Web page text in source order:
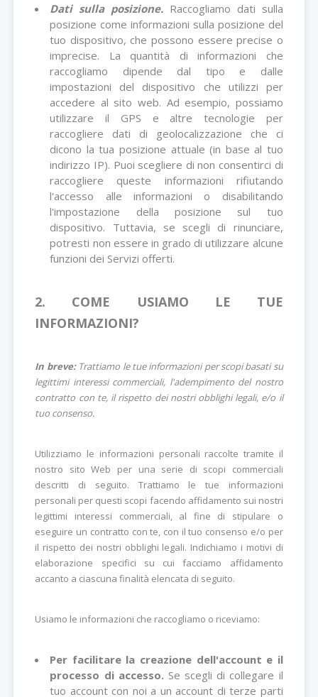
Dati sulla posizione. Raccogliamo dati sulla
posizione come informazioni sulla posizione del
tuo dispositivo, che possono essere precise o
imprecise. La quantità di informazioni che
raccogliamo dipende dal tipo e dalle
impostazioni del dispositivo che utilizzi per
accedere al sito web. Ad esempio, possiamo
utilizzare il GPS e altre tecnologie per
raccogliere dati di geolocalizzazione che ci
dicono la tua posizione attuale (in base al tuo
indirizzo IP). Puoi scegliere di non consentirci di
raccogliere queste informazioni rifiutando
l'accesso alle informazioni o disabilitando
l'impostazione della posizione sul tuo
dispositivo. Tuttavia, se scegli di rinunciare,
potresti non essere in grado di utilizzare alcune
funzioni dei Servizi offerti.
2. COME USIAMO LE TUE
INFORMAZIONI?
In breve:Trattiamo le tue informazioni per scopi basati su
legittimi interessi commerciali, l'adempimento del nostro
contratto con te, il rispetto dei nostri obblighi legali, e/o il
tuo consenso.
Utilizziamo le informazioni personali raccolte tramite il
nostro sito Web per una serie di scopi commerciali
descritti di seguito. Trattiamo le tue informazioni
personali per questi scopi facendo affidamento sui nostri
legittimi interessi commerciali, al fine di stipulare o
eseguire un contratto con te, con il tuo consenso e/o per
il rispetto dei nostri obblighi legali. Indichiamo i motivi di
elaborazione specifici su cui facciamo affidamento
accanto a ciascuna finalità elencata di seguito.
Usiamo le informazioni che raccogliamo o riceviamo:
Per facilitare la creazione dell'account e il
processo di accesso. Se scegli di collegare il
tuo account con noi a un account di terze parti